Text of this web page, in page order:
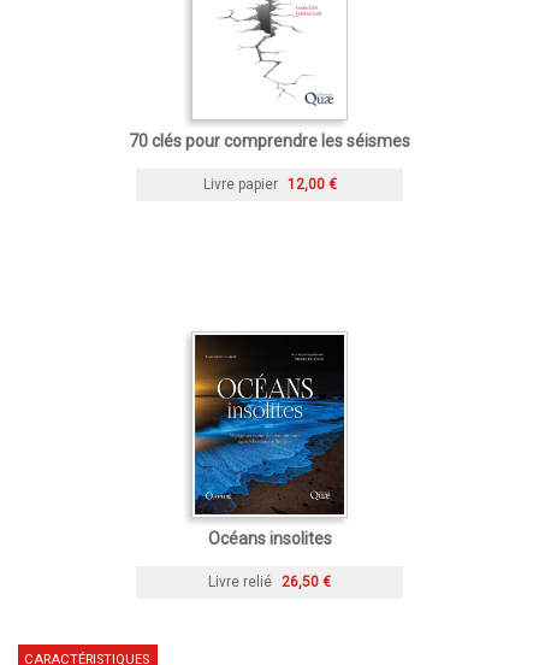
70 clés pour comprendre les séismes
Livre papier 12,00 €
Océans insolites
Livre relié 26,50 €
CARACTÉRISTIQUES